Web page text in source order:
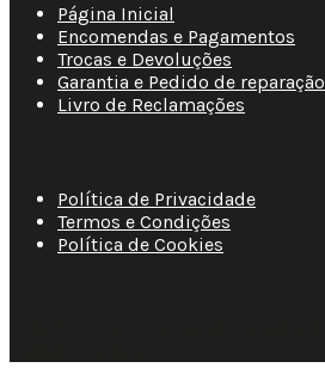
Página Inicial
Encomendas e Pagamentos
Trocas e Devoluções
Garantia e Pedido de reparação
Livro de Reclamações
Política de Privacidade
Termos e Condições
Política de Cookies